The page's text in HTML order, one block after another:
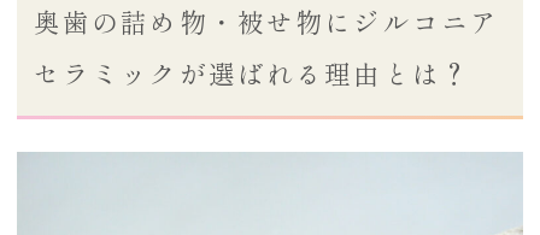
奥歯の詰め物・被せ物にジルコニア
セラミックが選ばれる理由とは？